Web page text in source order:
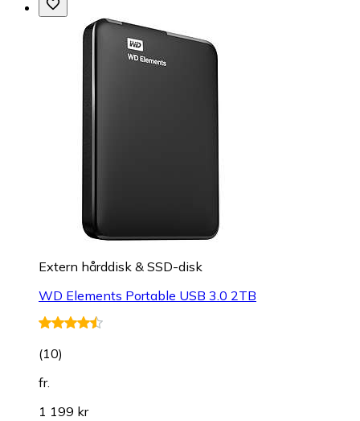
Extern hårddisk & SSD-disk
WD Elements Portable USB 3.0 2TB
(10)
fr.
1 199 kr